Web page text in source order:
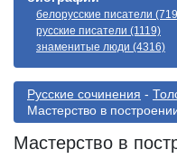
белорусские писатели
русские писатели (1119)
знаменитые люди (4316)
Русские сочинения -
Мастерство в
Мастерство в